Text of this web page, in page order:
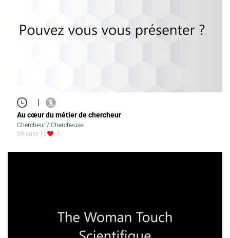
|
Au cœur du métier de chercheur
Chercheur / Chercheuse
39 vues
1